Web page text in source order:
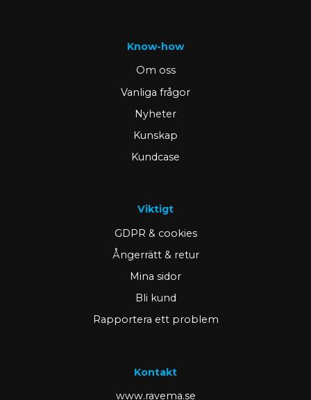
Know-how
Om oss
Vanliga frågor
Nyheter
Kunskap
Kundcase
Viktigt
GDPR & cookies
Ångerrätt & retur
Mina sidor
Bli kund
Rapportera ett problem
Kontakt
www.ravema.se